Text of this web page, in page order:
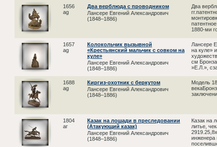
1656
ag
Два верблюда с проводником
Лансере Евгений Александрович
(1848–1886)
Два
1880-ми
1657
ag
Колокольчик вызывной
«Крестьянский мальчик с совком на
куле»
Лансере Евгений Александрович
(1848–1886)
Лансере
на куле»
см
»Е.Л.»,
1688
ag
Киргиз-охотник с беркутом
Лансере Евгений Александрович
(1848–1886)
Модель
1804
аг
Казак на лошади в преследовании
(Атакующий казак)
Лансере Евгений Александрович
(1848–1886)
Казак на
литье,
инженера